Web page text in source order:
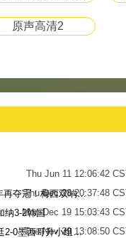
原声高清2
Thu Jun 11 12:06:42
Thu Dec 28 20:37:48
世界杯-阿根廷点球7-5法国，时隔36年再夺冠！梅西双响姆巴佩戴帽
Mon Dec 19 15:03:43
纳3-2韩国
Tue Nov 29 13:08:50
梅西无解贴地斩+助攻恩佐破门 阿根廷2-0墨西哥升小组第二